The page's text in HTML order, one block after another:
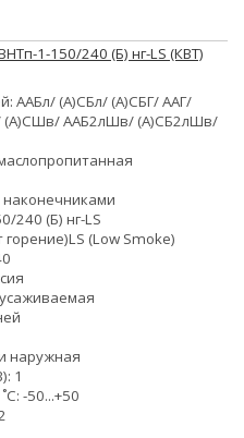
1-150/240 (Б) нг-LS (КВТ)
ААБл/ (А)СБл/ (А)СБГ/ ААГ/
(А)СШв/ ААБ2лШв/ (А)СБ2лШв/
240 (Б) нг-LS
горение)LS (Low Smoke)
наружная
1
-50...+50